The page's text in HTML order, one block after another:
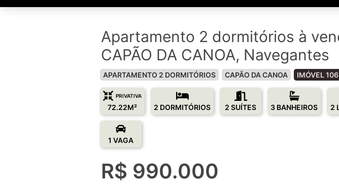
Apartamento 2 dormitórios à
CAPÃO DA CANOA, Navegantes
APARTAMENTO 2 DORMITÓRIOS CAPÃO DA CANOA IMÓVEL
PRIVATIVA
72.22M² 2 DORMITÓRIOS 2 SUÍTES 3 BANHEIROS 2
1 VAGA
R$ 990.000